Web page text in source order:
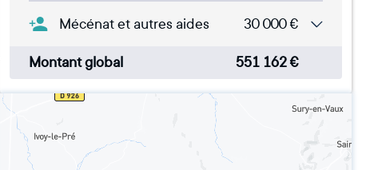
Mécénat et autres aides 30 000€
Montant global 551 162€